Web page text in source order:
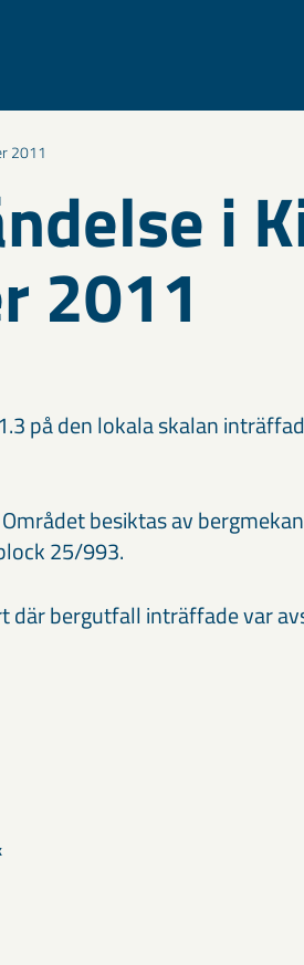
2011
i
2011
på den lokala skalan
besiktas av
25/993.
där bergutfall inträffade var